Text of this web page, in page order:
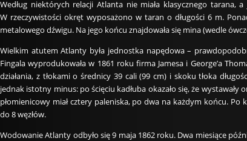
Według niektórych relacji Atlanta nie miała klasycznego tarana,
W rzeczywistości okręt wyposażono w taran o długości 6 m.
metalowego dźwigu. Na jego końcu znajdowała się mina (wedle
Wielkim atutem Atlanty była jednostka napędowa –
Fingala wyprodukowała w 1861 roku firma Jamesa i George’a
działania, z tłokami o średnicy 39 cali (99 cm) i skoku tłoka
jednak istotny minus: po ścięciu kadłuba okazało się, że wystawały
płomienicowy miał cztery paleniska, po dwa na każdym końcu.
do 8 węzłów.
Wodowanie Atlanty odbyło się 9 maja 1862 roku. Dwa miesiące